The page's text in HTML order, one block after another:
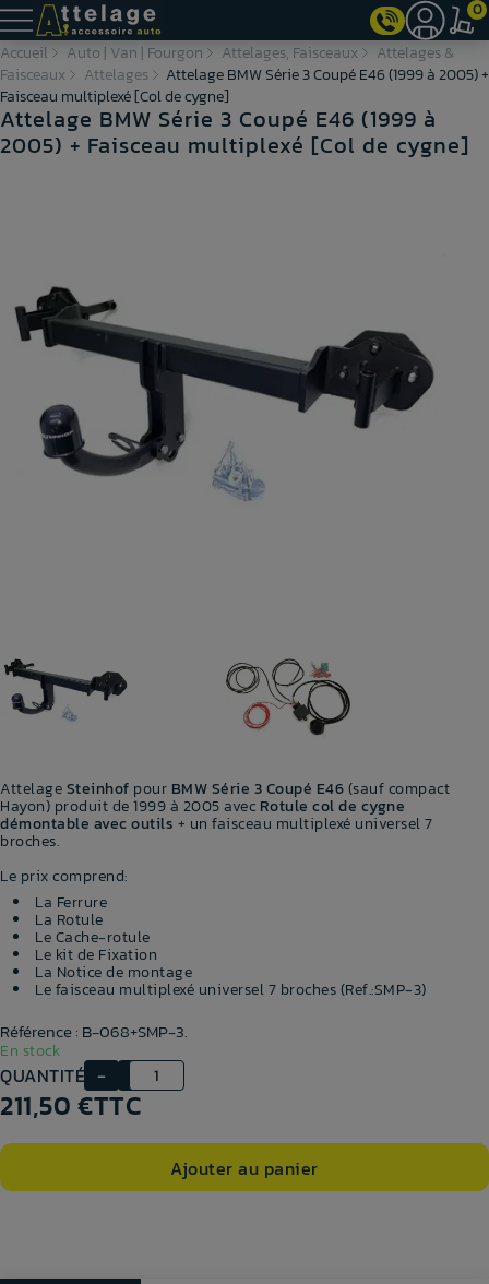
0
Accueil
Auto | Van | Fourgon Attelages, Faisceaux
Attelages &
Faisceaux
Attelages
Attelage BMW Série 3 Coupé E46 (1999 à 2005) +
Faisceau multiplexé [Col de cygne]
Attelage BMW Série 3 Coupé E46 (1999 à
2005) + Faisceau multiplexé [Col de cygne]
AttelageSteinhof pour BMW Série 3 Coupé E46(sauf compact
Hayon) produit de 1999 à 2005 avec Rotule col de cygne
démontable avec outils + un faisceau multiplexé universel 7
broches.
Le prix comprend:
La Ferrure
La Rotule
Le Cache-rotule
Le kit de Fixation
La Notice de montage
Le faisceau multiplexé universel 7 broches(Ref.:SMP-3)
QUANTITÉ
En stock
Référence : B-068+SMP-3.
211,50 €TTC
Ajouter au panier